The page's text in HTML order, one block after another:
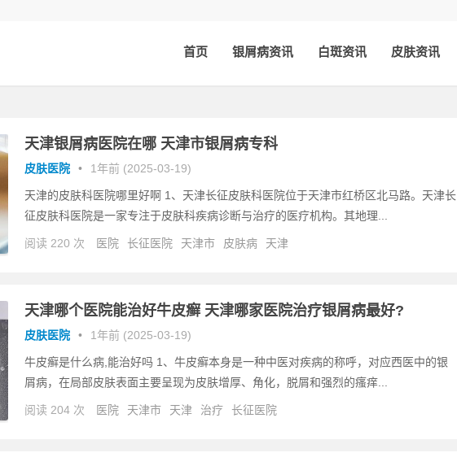
首页 银屑病资讯 白斑资讯 皮肤资讯
天津银屑病医院在哪 天津市银屑病专科
皮肤医院 • 1年前 (2025-03-19)
天津的皮肤科医院哪里好啊 1、天津长征皮肤科医院位于天津市红桥区北马路。天津长
征皮肤科医院是一家专注于皮肤科疾病诊断与治疗的医疗机构。其地理...
阅读 220 次 医院 长征医院 天津市 皮肤病 天津
天津哪个医院能治好牛皮癣 天津哪家医院治疗银屑病最好?
皮肤医院 • 1年前 (2025-03-19)
牛皮癣是什么病,能治好吗 1、牛皮癣本身是一种中医对疾病的称呼，对应西医中的银
屑病，在局部皮肤表面主要呈现为皮肤增厚、角化，脱屑和强烈的瘙痒...
阅读 204 次 医院 天津市 天津 治疗 长征医院